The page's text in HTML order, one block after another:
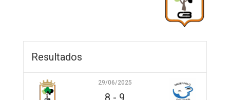
Resultados
29/06/2025
8 - 9